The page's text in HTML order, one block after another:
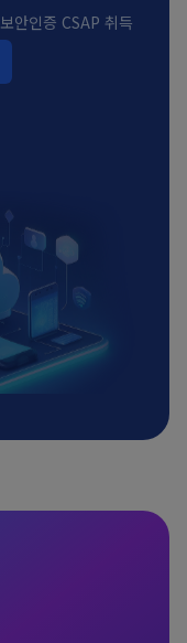
안인증 CSAP 취득